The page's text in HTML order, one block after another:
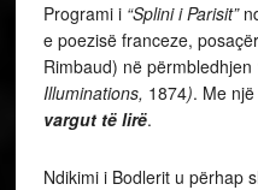
Programi i “Splini i Parisit”
e poezisë franceze,
Rimbaud) në përmbledhjen
Illuminations, 1874). Me
vargut të lirë.
Ndikimi i Bodlerit u përhap